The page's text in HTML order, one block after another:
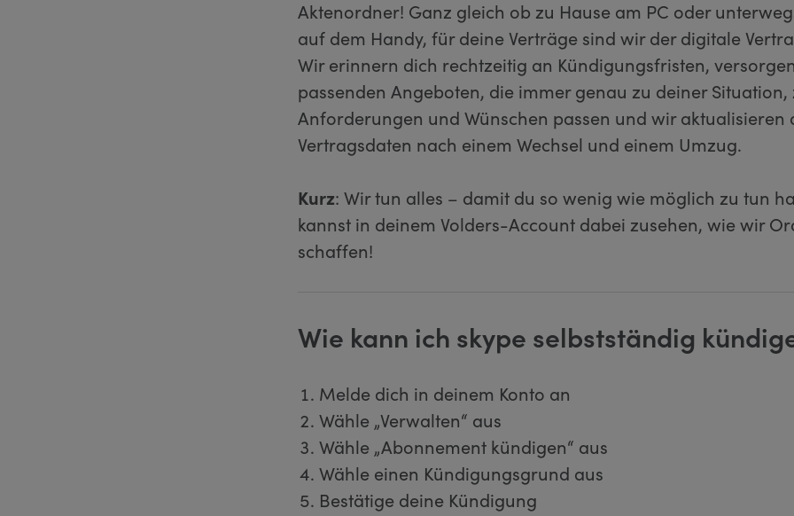
Aktenordner! Ganz gleich ob zu Hause am PC oder
auf dem Handy, für deine Verträge sind wir der digitale
Wir erinnern dich rechtzeitig an Kündigungsfristen,
passenden Angeboten, die immer genau zu deiner Situation,
Anforderungen und Wünschen passen und wir aktualisieren
Vertragsdaten nach einem Wechsel und einem Umzug.
Kurz: Wir tun alles – damit du so wenig wie möglich zu tun
kannst in deinem Volders-Account dabei zusehen, wie wir
schaffen!
Wie kann ich skype selbstständig
Melde dich in deinem Konto an
Wähle „Verwalten“ aus
Wähle „Abonnement kündigen“ aus
Wähle einen Kündigungsgrund aus
Bestätige deine Kündigung